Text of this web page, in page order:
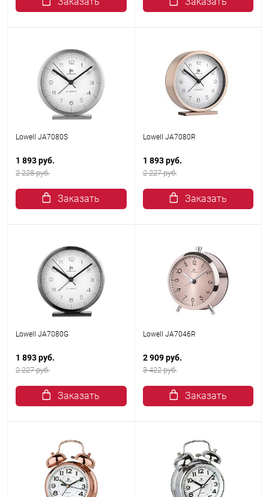
Lowell JA7080S
1 893 руб.
2 228 руб.
Заказать
Lowell JA7080R
1 893 руб.
2 227 руб.
Заказать
Lowell JA7080G
1 893 руб.
2 227 руб.
Заказать
Lowell JA7046R
2 909 руб.
3 422 руб.
Заказать